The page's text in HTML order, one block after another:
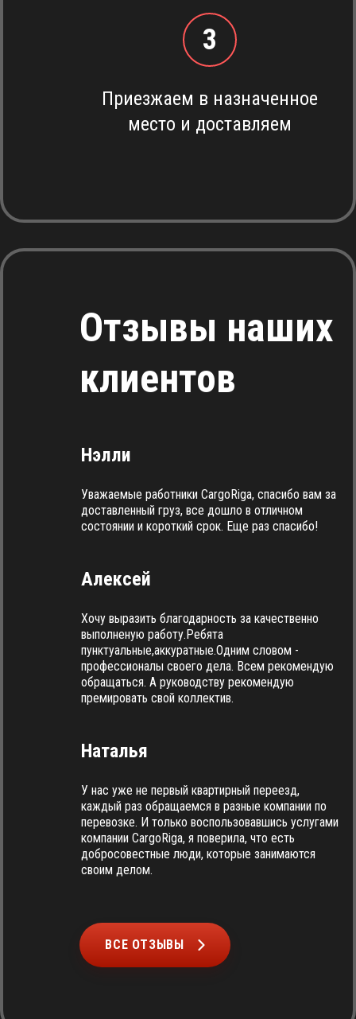
3
Приезжаем в назначенное
место и доставляем
Отзывы наших
клиентов
Нэлли
Уважаемые работники CargoRiga, спасибо вам за
доставленный груз, все дошло в отличном
состоянии и короткий срок. Еще раз спасибо!
Алексей
Хочу выразить благодарность за качественно
выполненую работу.Ребята
пунктуальные,аккуратные.Одним словом -
профессионалы своего дела. Всем рекомендую
обращаться. А руководству рекомендую
премировать свой коллектив.
Наталья
У нас уже не первый квартирный переезд,
каждый раз обращаемся в разные компании по
перевозке. И только воспользовавшись услугами
компании CargoRiga, я поверила, что есть
добросовестные люди, которые занимаются
своим делом.
ВСЕ ОТЗЫВЫ